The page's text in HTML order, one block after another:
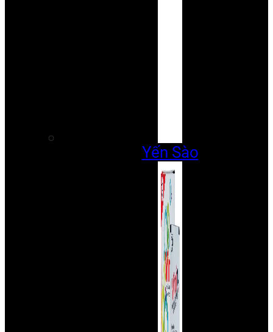
Yến Sào